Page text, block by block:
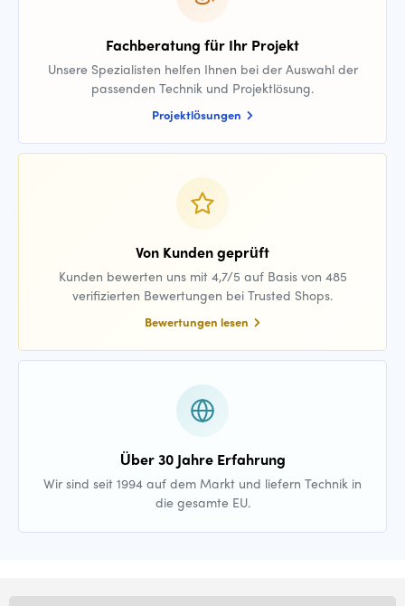
Fachberatung für Ihr Projekt
Unsere Spezialisten helfen Ihnen bei der Auswahl der
passenden Technik und Projektlösung.
Projektlösungen
Von Kunden geprüft
Kunden bewerten uns mit 4,7/5 auf Basis von 485
verifizierten Bewertungen bei Trusted Shops.
Bewertungen lesen
Über 30 Jahre Erfahrung
Wir sind seit 1994 auf dem Markt und liefern Technik in
die gesamte EU.